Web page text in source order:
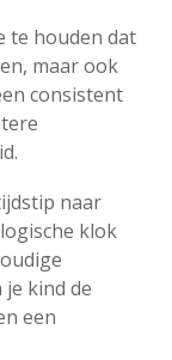
te houden dat
maar ook
consistent
naar
klok
kind de
een